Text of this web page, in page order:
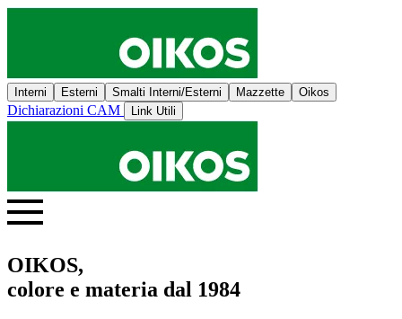
Interni Esterni Smalti Interni/Esterni Mazzette Oikos
Dichiarazioni CAM Link Utili
OIKOS,
colore e materia dal 1984